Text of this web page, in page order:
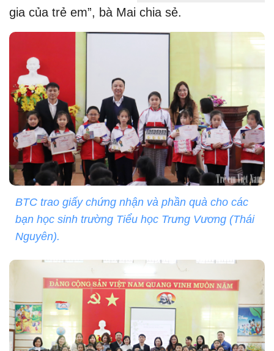
gia của trẻ em”, bà Mai chia sẻ.
BTC trao giấy chứng nhận và phần quà cho các
bạn học sinh trường Tiểu học Trưng Vương (Thái
Nguyên).